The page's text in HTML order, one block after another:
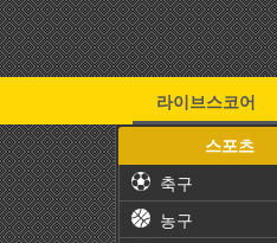
라이브스코어
스포츠
축구
농구